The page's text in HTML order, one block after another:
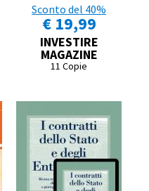
Sconto del 40%
€ 19,99
INVESTIRE
MAGAZINE
11 Copie